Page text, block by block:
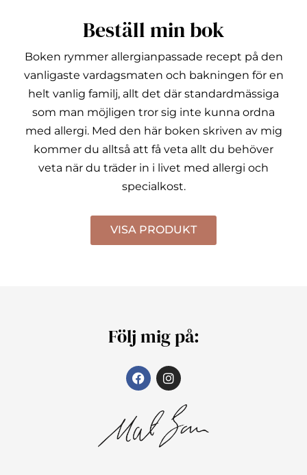
Beställ min bok
Boken rymmer allergianpassade recept på den
vanligaste vardagsmaten och bakningen för en
helt vanlig familj, allt det där standardmässiga
som man möjligen tror sig inte kunna ordna
med allergi. Med den här boken skriven av mig
kommer du alltså att få veta allt du behöver
veta när du träder in i livet med allergi och
specialkost.
VISA PRODUKT
Följ mig på: